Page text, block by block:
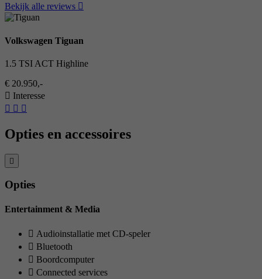
Bekijk alle reviews
Volkswagen Tiguan
1.5 TSI ACT Highline
€ 20.950,-
Interesse
Opties en accessoires
Opties
Entertainment & Media
Audioinstallatie met CD-speler
Bluetooth
Boordcomputer
Connected services